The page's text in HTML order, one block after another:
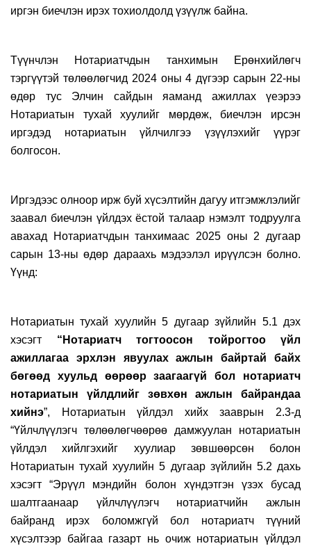
иргэн биечлэн ирэх тохиолдолд үзүүлж байна.
Түүнчлэн Нотариатчдын танхимын Ерөнхийлөгч
тэргүүтэй төлөөлөгчид 2024 оны 4 дүгээр сарын 22-ны
өдөр тус Элчин сайдын яаманд ажиллах үеэрээ
Нотариатын тухай хуулийг мөрдөж, биечлэн ирсэн
иргэдэд нотариатын үйлчилгээ үзүүлэхийг үүрэг
болгосон.
Иргэдээс олноор ирж буй хүсэлтийн дагуу итгэмжлэлийг
заавал биечлэн үйлдэх ёстой талаар нэмэлт тодруулга
авахад Нотариатчдын танхимаас 2025 оны 2 дугаар
сарын 13-ны өдөр дараахь мэдээлэл ирүүлсэн болно.
Үүнд:
Нотариатын тухай хуулийн 5 дугаар зүйлийн 5.1 дэх
хэсэгт “Нотариатч тогтоосон тойрогтоо үйл
ажиллагаа эрхлэн явуулах ажлын байртай байх
бөгөөд хуульд өөрөөр заагаагүй бол нотариатч
нотариатын үйлдлийг зөвхөн ажлын байрандаа
хийнэ”, Нотариатын үйлдэл хийх зааврын 2.3-д
“Үйлчлүүлэгч төлөөлөгчөөрөө дамжуулан нотариатын
үйлдэл хийлгэхийг хуулиар зөвшөөрсөн болон
Нотариатын тухай хуулийн 5 дугаар зүйлийн 5.2 дахь
хэсэгт “Эрүүл мэндийн болон хүндэтгэн үзэх бусад
шалтгаанаар үйлчлүүлэгч нотариатчийн ажлын
байранд ирэх боломжгүй бол нотариатч түүний
хүсэлтээр байгаа газарт нь очиж нотариатын үйлдэл